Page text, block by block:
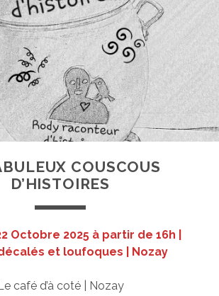
COUSCOUS
D’HISTOIRES
Octobre 2025 à partir de 16h
et loufoques | Nozay
café d’à coté | Nozay